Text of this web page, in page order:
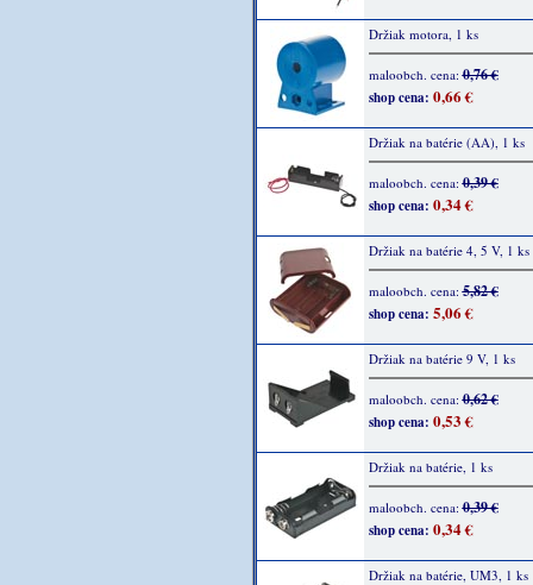
Držiak motora, 1 ks
maloobch. cena:0,76 €
shop cena: 0,66 €
Držiak na batérie (AA), 1 ks
maloobch. cena:0,39 €
shop cena: 0,34 €
Držiak na batérie 4, 5 V, 1 ks
maloobch. cena:5,82 €
shop cena: 5,06 €
Držiak na batérie 9 V, 1 ks
maloobch. cena:0,62 €
shop cena: 0,53 €
Držiak na batérie, 1 ks
maloobch. cena:0,39 €
shop cena: 0,34 €
Držiak na batérie, UM3, 1 ks